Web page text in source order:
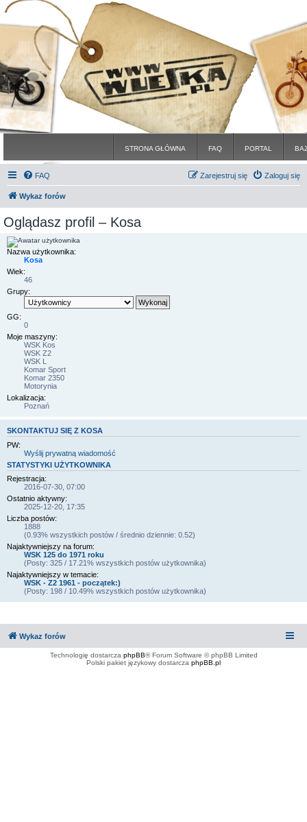
STRONA GŁÓWNA FAQ PORTAL
FAQ Zaloguj się
Zarejestruj się
Wykaz forów
Oglądasz profil – Kosa
Nazwa użytkownika:
Kosa
Wiek:
46
Grupy:
GG:
0
Moje maszyny:
WSK Kos
WSK Z2
WSK L
Komar Sport
Komar 2350
Motorynia
Lokalizacja:
Poznań
SKONTAKTUJ SIĘ Z KOSA
PW:
Wyślij prywatną wiadomość
STATYSTYKI UŻYTKOWNIKA
Rejestracja:
2016-07-30, 07:00
Ostatnio aktywny:
2025-12-20, 17:35
Liczba postów:
1888
(0.93% wszystkich postów / średnio dziennie: 0.52)
Najaktywniejszy na forum:
WSK 125 do 1971 roku
(Posty: 325 / 17.21% wszystkich postów użytkownika)
Najaktywniejszy w temacie:
WSK - Z2 1961 - początek:)
(Posty: 198 / 10.49% wszystkich postów użytkownika)
Wykaz forów
Technologię dostarcza phpBB® Forum Software © phpBB Limited
Polski pakiet językowy dostarcza phpBB.pl